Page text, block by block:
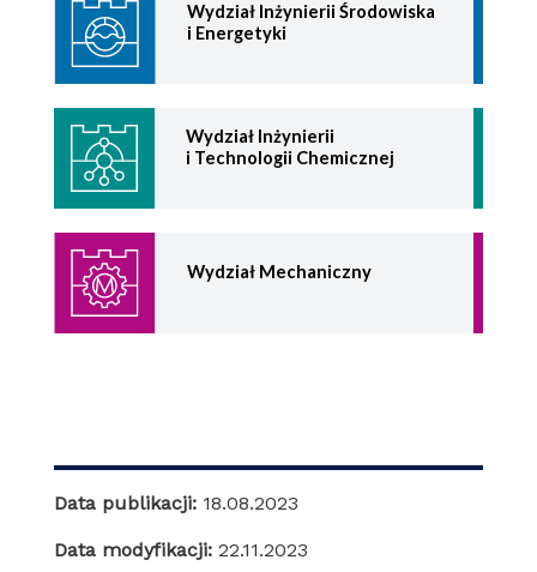
Wydział Inżynierii Środowiska
i Energetyki
Wydział Inżynierii
i Technologii Chemicznej
Wydział Mechaniczny
Data publikacji: 18.08.2023
Data modyfikacji: 22.11.2023